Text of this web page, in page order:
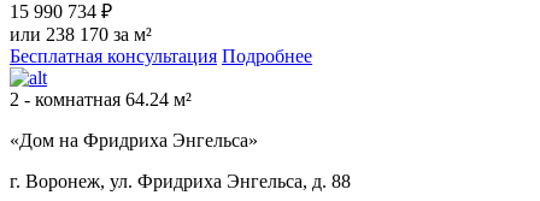
15 990 734 ₽
или 238 170 за м²
Бесплатная консультация Подробнее
2 - комнатная 64.24 м²
«Дом на Фридриха Энгельса»
г. Воронеж, ул. Фридриха Энгельса, д. 88